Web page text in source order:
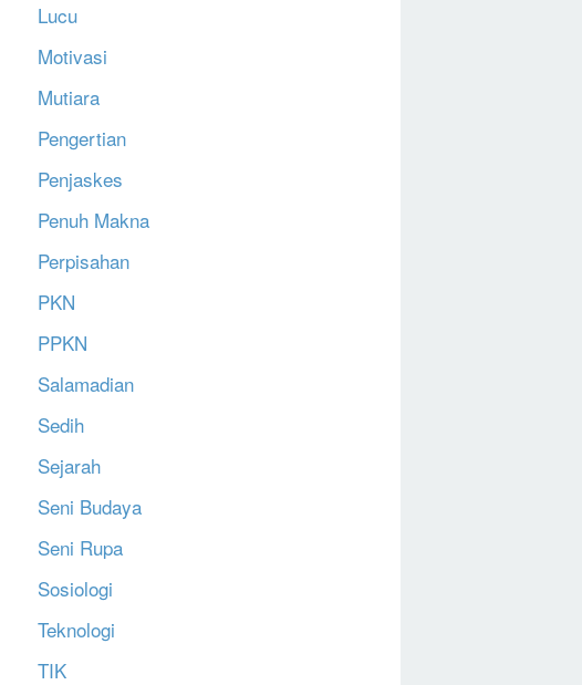
Lucu
Motivasi
Mutiara
Pengertian
Penjaskes
Penuh Makna
Perpisahan
PKN
PPKN
Salamadian
Sedih
Sejarah
Seni Budaya
Seni Rupa
Sosiologi
Teknologi
TIK